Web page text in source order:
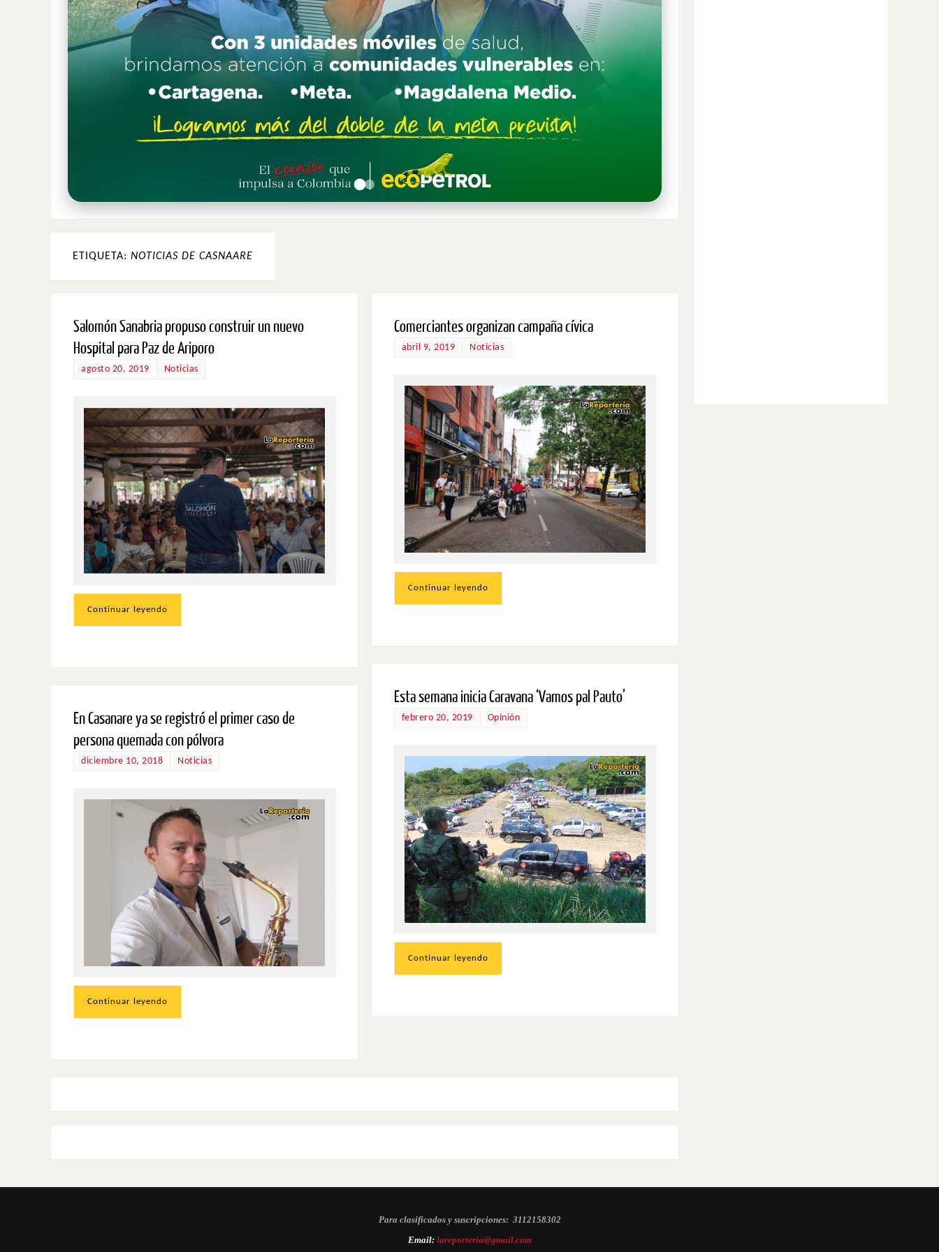
ETIQUETA: NOTICIAS DE CASNAARE
Salomón Sanabria propuso construir un nuevo
Hospital para Paz de Ariporo
agosto 20, 2019 Noticias
Continuar leyendo
Comerciantes organizan campaña cívica
abril 9, 2019 Noticias
Continuar leyendo
Esta semana inicia Caravana ‘Vamos pal Pauto’
febrero 20, 2019 Opinión
Continuar leyendo
En Casanare ya se registró el primer caso de
persona quemada con pólvora
diciembre 10, 2018 Noticias
Continuar leyendo
Para clasificados y suscripciones: 3112158302
Email: lareporteria@gmail.com